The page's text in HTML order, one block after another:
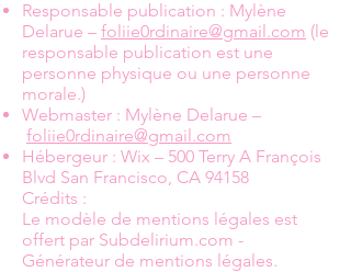
Responsable publication : Mylène
Delarue – foliie0rdinaire@gmail.com (le
responsable publication est une
personne physique ou une personne
morale.)
Webmaster : Mylène Delarue –
foliie0rdinaire@gmail.com
Hébergeur : Wix – 500 Terry A François
Blvd San Francisco, CA 94158
Crédits :
Le modèle de mentions légales est
offert par Subdelirium.com -
Générateur de mentions légales.